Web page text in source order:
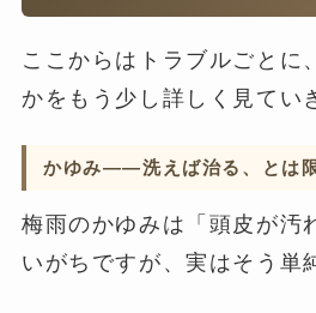
ここからはトラブルごとに
かをもう少し詳しく見てい
かゆみ——洗えば治る、とは
梅雨のかゆみは「頭皮が汚
いがちですが、実はそう単